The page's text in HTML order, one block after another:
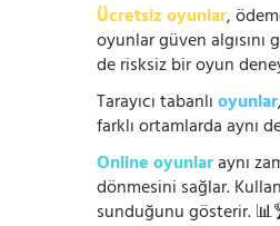
Ücretsiz oyunlar,
oyunlar güven
de risksiz bir oyun
Tarayıcı tabanlıoyunlar
farklı ortamlarda aynı
Online oyunlaraynı
dönmesini sağlar.
sunduğunu gösterir.